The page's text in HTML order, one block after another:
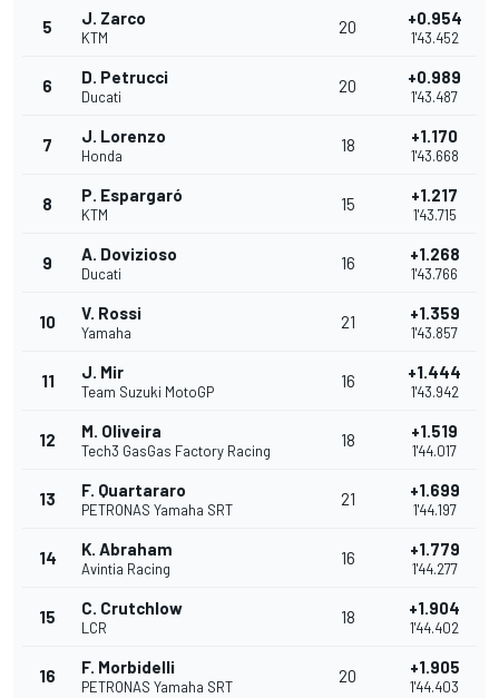
5 J. Zarco
KTM
20 +0.954
1'43.452
6 D. Petrucci
Ducati
20 +0.989
1'43.487
7 J. Lorenzo
Honda
18 +1.170
1'43.668
8 P. Espargaró
KTM
15 +1.217
1'43.715
9 A. Dovizioso
Ducati
16 +1.268
1'43.766
10 V. Rossi
Yamaha
21 +1.359
1'43.857
11 J. Mir
Team Suzuki MotoGP
16 +1.444
1'43.942
12 M. Oliveira
Tech3 GasGas Factory Racing
18 +1.519
1'44.017
13 F. Quartararo
PETRONAS Yamaha SRT
21 +1.699
1'44.197
14 K. Abraham
Avintia Racing
16 +1.779
1'44.277
15 C. Crutchlow
LCR
18 +1.904
1'44.402
16 F. Morbidelli
PETRONAS Yamaha SRT
20 +1.905
1'44.403